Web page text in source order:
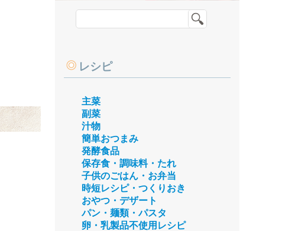
レシピ
主菜
副菜
汁物
簡単おつまみ
発酵食品
保存食・調味料・たれ
子供のごはん・お弁当
時短レシピ・つくりおき
おやつ・デザート
パン・麺類・パスタ
卵・乳製品不使用レシピ